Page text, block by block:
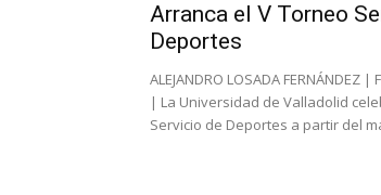
Arranca el V Torneo
Deportes
ALEJANDRO LOSADA FERNÁNDEZ
| La Universidad de Valladolid
Servicio de Deportes a partir del